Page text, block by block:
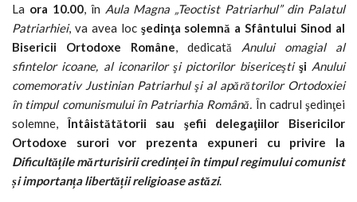
La ora 10.00, în Aula Magna „Teoctist Patriarhul” din Palatul
Patriarhiei, va avea loc şedinţa solemnă a Sfântului Sinod al
Bisericii Ortodoxe Române, dedicată Anului omagial al
sfintelor icoane, al iconarilor şi pictorilor bisericeştişi Anului
comemorativ Justinian Patriarhul şi al apărătorilor Ortodoxiei
în timpul comunismului în Patriarhia Română. În cadrul şedinţei
solemne,Întâistătătorii sau şefii delegaţiilor Bisericilor
Ortodoxe surori vor prezenta expuneri cu privire
la
Dificultățile mărturisirii credințeiîn timpul regimului comunist
și importanța libertății religioase astăzi.